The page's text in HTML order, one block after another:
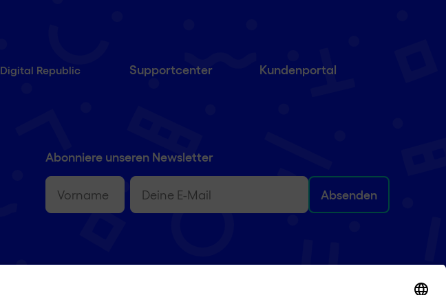
Digital Republic Supportcenter Kundenportal
Abonniere unseren Newsletter
Vorname (erforderlich)
E-
Mail(erforderlich)